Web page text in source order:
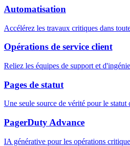
Automatisation
Accélérez les travaux critiques dans
Opérations de service client
Reliez les équipes de support et
Pages de statut
Une seule source de vérité pour le statut
PagerDuty Advance
IA générative pour les opérations